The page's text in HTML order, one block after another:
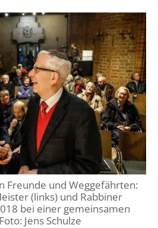
Freunde und Weggefährten:
(links) und Rabbiner
bei einer gemeinsamen
Jens Schulze